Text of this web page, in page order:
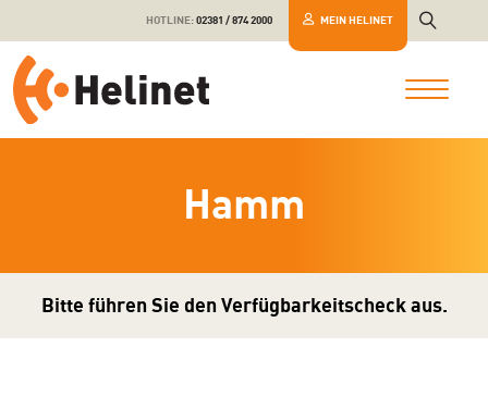
HOTLINE:02381 / 874 2000 MEIN HELINET
Hamm
Bitte führen Sie den Verfügbarkeitscheck aus.